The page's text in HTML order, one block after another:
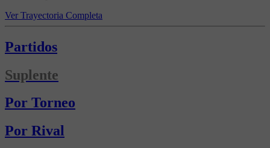
Ver Trayectoria Completa
Partidos
Suplente
Por Torneo
Por Rival